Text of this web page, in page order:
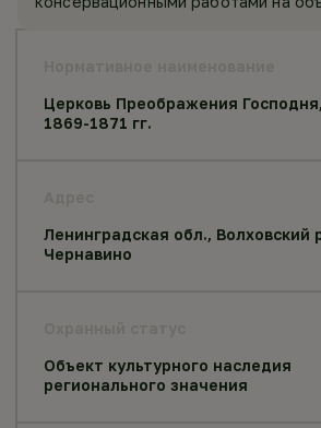
Церковь Преображения Господня,
1869-1871 гг.
Ленинградская обл., Волховский
Чернавино
Объект культурного наследия
регионального значения